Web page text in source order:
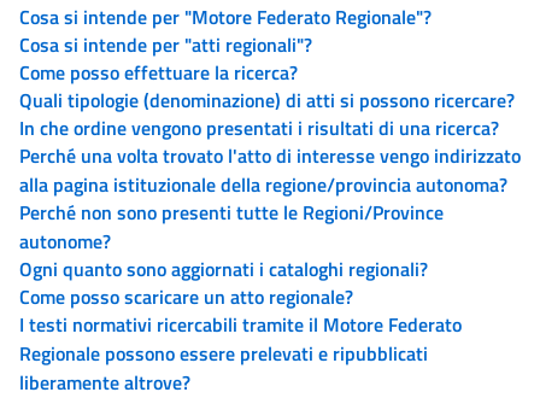
Cosa si intende per "Motore Federato Regionale"?
Cosa si intende per "atti regionali"?
Come posso effettuare la ricerca?
Quali tipologie (denominazione) di atti si possono ricercare?
In che ordine vengono presentati i risultati di una ricerca?
Perché una volta trovato l'atto di interesse vengo indirizzato
alla pagina istituzionale della regione/provincia autonoma?
Perché non sono presenti tutte le Regioni/Province
autonome?
Ogni quanto sono aggiornati i cataloghi regionali?
Come posso scaricare un atto regionale?
I testi normativi ricercabili tramite il Motore Federato
Regionale possono essere prelevati e ripubblicati
liberamente altrove?